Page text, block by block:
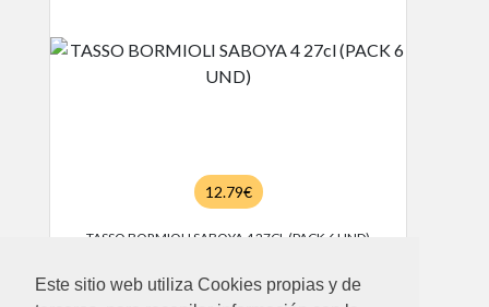
Este sitio web utiliza Cookies propias y de
12.79€
TASSO BORMIOLI SABOYA 4 27CL (PACK 6 UND)
Ver detalle